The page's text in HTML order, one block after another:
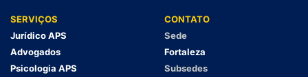
SERVIÇOS
Jurídico APS
Advogados
Psicologia APS
CONTATO
Sede
Fortaleza
Subsedes